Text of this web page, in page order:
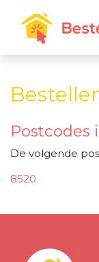
Postcodes
De volgende
8520